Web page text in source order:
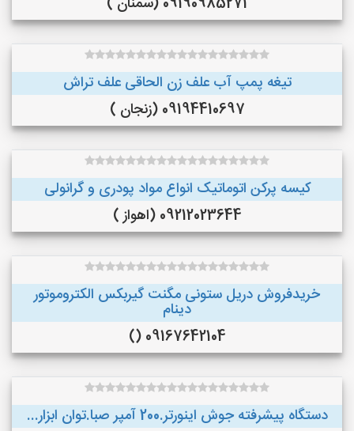
تیغه پمپ آب علف زن الحاقی علف تراش
09194410697 (زنجان )
کیسه پرکن اتوماتیک انواع مواد پودری و گرانولی
09212023644 (اهواز )
خریدفروش دریل ستونی مگنت گیربکس الکتروموتور
دینام
09167642104 ()
دستگاه پیشرفته جوش اینورتر.200 آمپر صبا.توان ابزار...